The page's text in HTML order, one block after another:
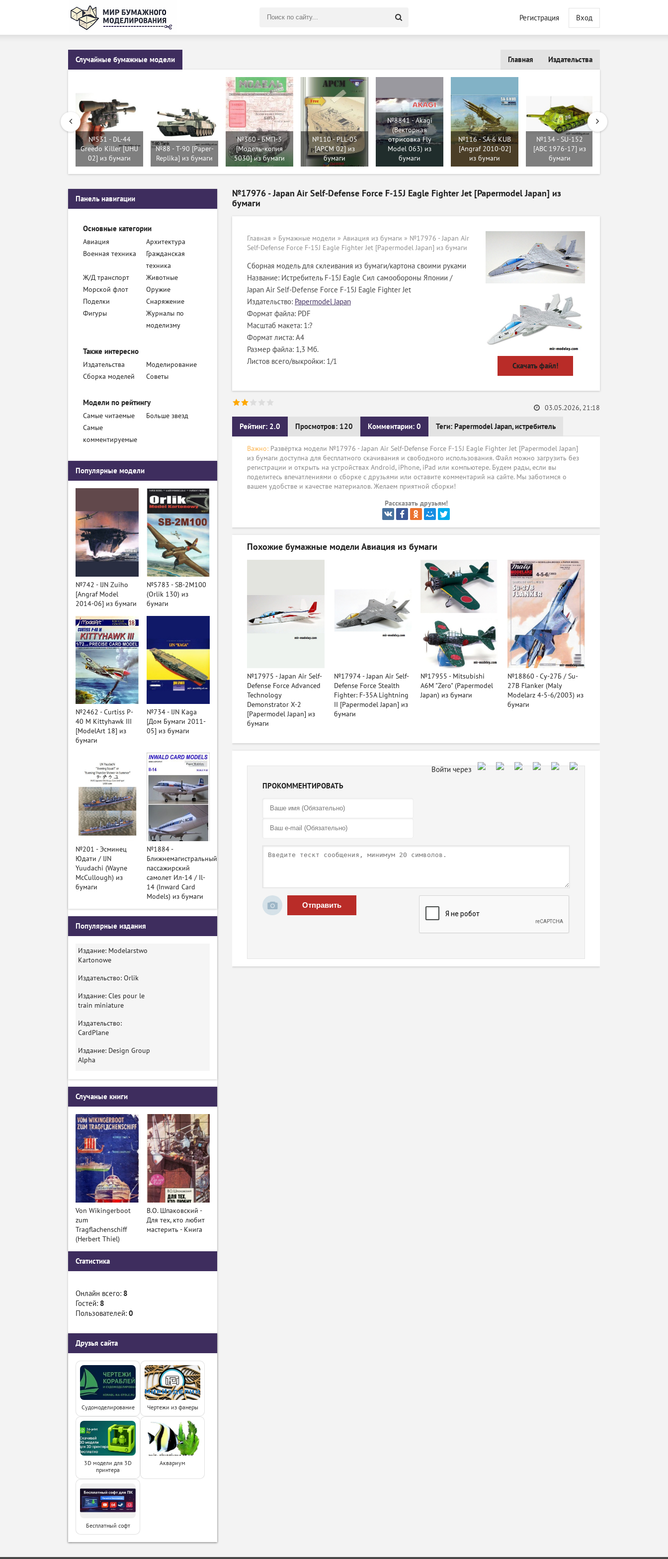
Регистрация Вход
Случайные бумажные модели Издательства
Главная
№531 - DL-44
Greedo Killer [UHU
02] из бумаги
№88 - T-90 [Paper-
Replika] из бумаги
№360 - БМП-3
[Mодель-копия
5030] из бумаги
№110 - PLL-05
[APCM 02] из
бумаги
№8841 - Akagi
(Векторная
отрисовка Fly
Model 063) из
бумаги
№116 - SA-6 KUB
[Angraf 2010-02]
из бумаги
№134 - SU-152
[ABC 1976-17] из
бумаги
№17976 - Japan Air Self-Defense Force F-15J Eagle Fighter Jet [Papermodel Japan] из
бумаги
Главная » Бумажные модели » Авиация из бумаги » №17976 - Japan Air
Self-Defense Force F-15J Eagle Fighter Jet [Papermodel Japan] из бумаги
Сборная модель для склеивания из бумаги/картона своими руками
Название: Истребитель F-15J Eagle Сил самообороны Японии /
Japan Air Self-Defense Force F-15J Eagle Fighter Jet
Издательство: Papermodel Japan
Формат файла: PDF
Масштаб макета: 1:?
Формат листа: А4
Размер файла: 1,3 Мб.
Листов всего/выкройки: 1/1
Скачать файл!
Рейтинг: 2.0 Просмотров: 120 Комментарии: 0 Теги: Papermodel Japan,истребитель
03.05.2026, 21:18
Важно: Развёртка модели №17976 - Japan Air Self-Defense Force F-15J Eagle Fighter Jet [Papermodel Japan]
из бумаги доступна для бесплатного скачивания и свободного использования. Файл можно загрузить без
регистрации и открыть на устройствах Android, iPhone, iPad или компьютере. Будем рады, если вы
поделитесь впечатлениями о сборке с друзьями или оставите комментарий на сайте. Мы заботимся о
вашем удобстве и качестве материалов. Желаем приятной сборки!
Рассказать друзьям!
Похожие бумажные модели Авиация из бумаги
№17975 - Japan Air Self-
Defense Force Advanced
Technology
Demonstrator X-2
[Papermodel Japan] из
бумаги
№17974 - Japan Air Self-
Defense Force Stealth
Fighter: F-35A Lightning
II [Papermodel Japan] из
бумаги
№17955 - Mitsubishi
A6M "Zero" (Papermodel
Japan) из бумаги
№18860 - Су-27Б / Su-
27B Flanker (Maly
Modelarz 4-5-6/2003) из
бумаги
ПРОКОММЕНТИРОВАТЬ
Отправить
Панель навигации
Основные категории
Авиация
Архитектура
Военная техника
Гражданская
техника
Ж/Д транспорт
Животные
Морской флот
Оружие
Поделки
Снаряжение
Фигуры
Журналы по
моделизму
Также интересно
Издательства
Моделирование
Сборка моделей
Советы
Модели по рейтингу
Самые читаемые
Больше звезд
Самые
комментируемые
Популярные модели
№742 - IJN Zuiho
[Angraf Model
2014-06] из бумаги
№5783 - SB-2M100
(Orlik 130) из
бумаги
№2462 - Curtiss P-
40 M Kittyhawk III
[ModelArt 18] из
бумаги
№734 - IJN Kaga
[Дом Бумаги 2011-
05] из бумаги
№201 - Эсминец
Юдати / IJN
Yuudachi (Wayne
McCullough) из
бумаги
№1884 -
Ближнемагистральный
пассажирский
самолет Ил-14 / Il-
14 (Inward Card
Models) из бумаги
Популярные издания
Издание: Modelarstwo
Kartonowe
Издательство: Orlik
Издание: Cles pour le
train miniature
Издательство:
CardPlane
Издание: Design Group
Alpha
Случаные книги
Von Wikingerboot
zum
Tragflachenschiff
(Herbert Thiel)
В.О. Шпаковский -
Для тех, кто любит
мастерить - Книга
Статистика
Онлайн всего: 8
Гостей: 8
Пользователей: 0
Друзья сайта
Судомоделирование Чертежи из фанеры
3D модели для 3D
принтера
Аквариум
Бесплатный софт